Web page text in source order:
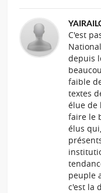
C'est
depuis
faible
textes
élue de
faire le
élus
peuple
c'est la